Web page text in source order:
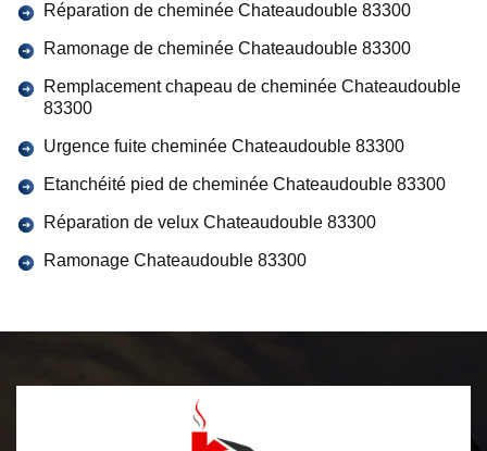
Réparation de cheminée Chateaudouble 83300
Ramonage de cheminée Chateaudouble 83300
Remplacement chapeau de cheminée Chateaudouble
83300
Urgence fuite cheminée Chateaudouble 83300
Etanchéité pied de cheminée Chateaudouble 83300
Réparation de velux Chateaudouble 83300
Ramonage Chateaudouble 83300